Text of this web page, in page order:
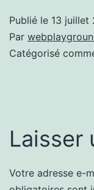
Publié le 13 juillet
Par
Catégorisé
Laisser
Votre adresse e-